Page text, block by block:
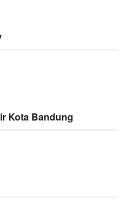
Kota Bandung